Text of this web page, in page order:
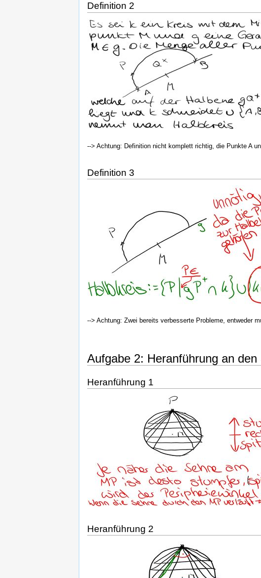
Definition 2
--> Achtung: Definition nicht komplett richtig, die Punkte A
Definition 3
--> Achtung: Zwei bereits verbesserte Probleme, entweder
Aufgabe 2: Heranführung an
Heranführung 1
Heranführung 2